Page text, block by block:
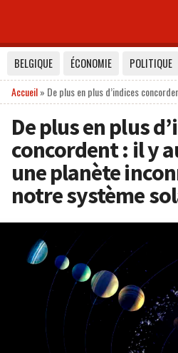
BELGIQUE ÉCONOMIE POLITIQUE
Accueil» De plus en plus d’indices
De plus en plus
concordent : il y
une planète
notre système